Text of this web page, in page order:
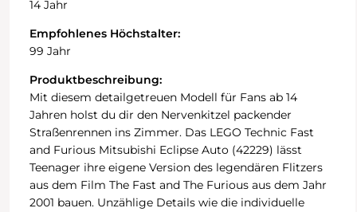
14 Jahr
Empfohlenes Höchstalter:
99 Jahr
Produktbeschreibung:
Mit diesem detailgetreuen Modell für Fans ab 14
Jahren holst du dir den Nervenkitzel packender
Straßenrennen ins Zimmer. Das LEGO Technic Fast
and Furious Mitsubishi Eclipse Auto (42229) lässt
Teenager ihre eigene Version des legendären Flitzers
aus dem Film The Fast and The Furious aus dem Jahr
2001 bauen. Unzählige Details wie die individuelle